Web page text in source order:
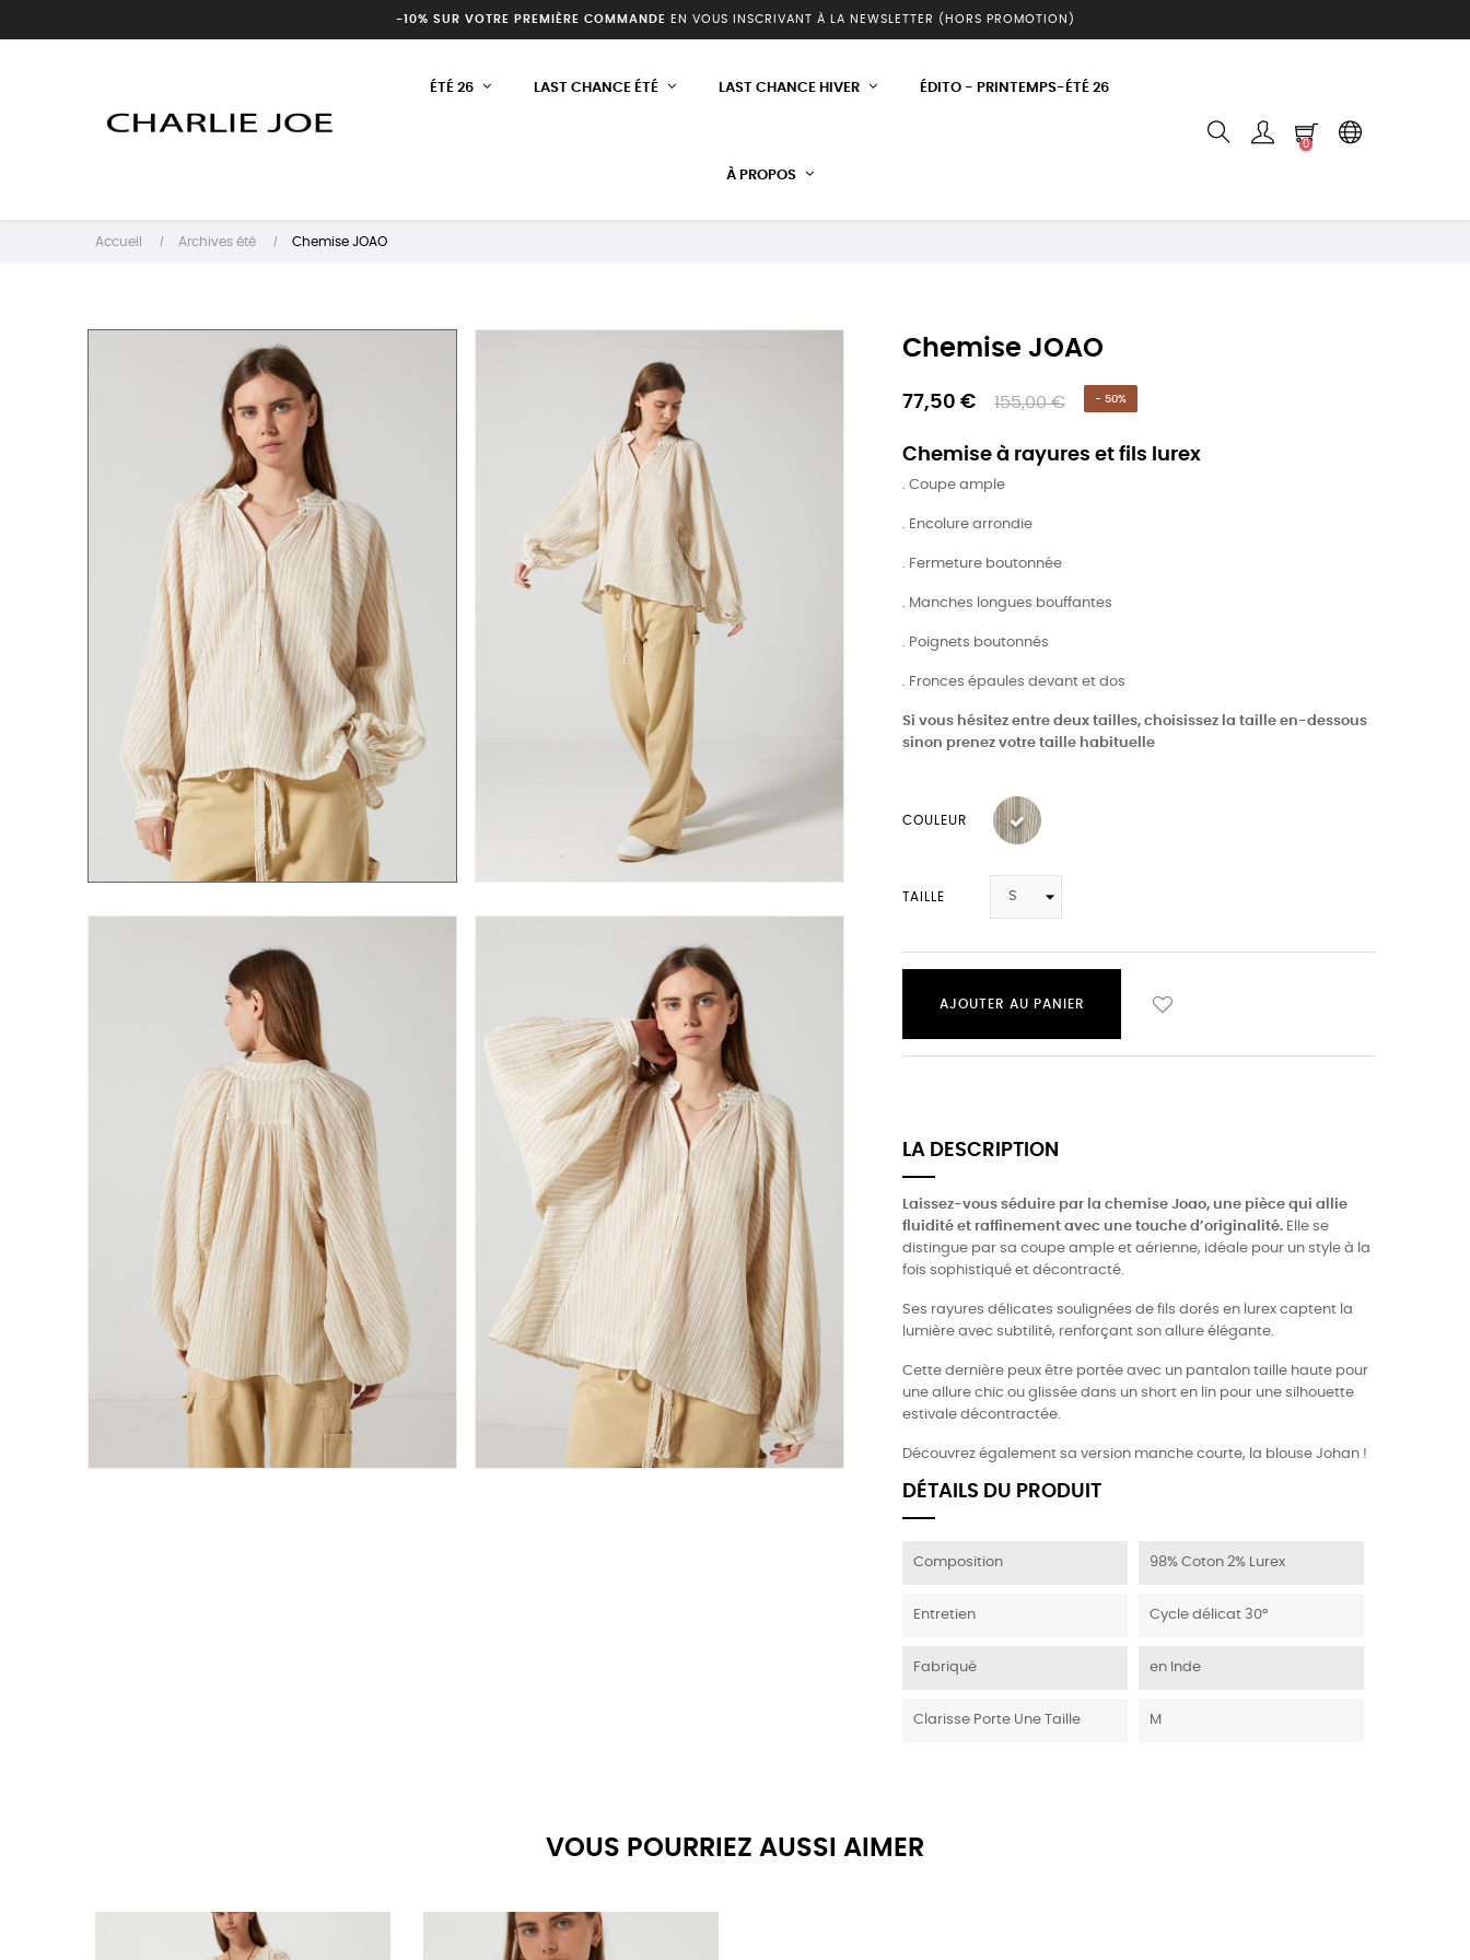
-10% SUR VOTRE PREMIÈRE COMMANDE EN VOUS INSCRIVANT À LA NEWSLETTER (HORS PROMOTION)
ÉTÉ 26 LAST CHANCE ÉTÉ LAST CHANCE HIVER ÉDITO - PRINTEMPS-ÉTÉ 26
À PROPOS
0
Accueil Archives été Chemise JOAO
Chemise JOAO
77,50 € 155,00 € - 50%
Chemise à rayures et fils lurex
. Coupe ample
. Encolure arrondie
. Fermeture boutonnée
. Manches longues bouffantes
. Poignets boutonnés
. Fronces épaules devant et dos
Si vous hésitez entre deux tailles, choisissez la taille en-dessous
sinon prenez votre taille habituelle
COULEUR
TAILLE
AJOUTER AU PANIER
LA DESCRIPTION
Laissez-vous séduire par la chemise Joao, une pièce qui allie
fluidité et raffinement avec une touche d’originalité. Elle se
distingue par sa coupe ample et aérienne, idéale pour un style à la
fois sophistiqué et décontracté.
Ses rayures délicates soulignées de fils dorés en lurex captent la
lumière avec subtilité, renforçant son allure élégante.
Cette dernière peux être portée avec un pantalon taille haute pour
une allure chic ou glissée dans un short en lin pour une silhouette
estivale décontractée.
Découvrez également sa version manche courte, la blouse Johan !
DÉTAILS DU PRODUIT
Composition 98% Coton 2% Lurex
Entretien Cycle délicat 30°
Fabriqué en Inde
Clarisse Porte Une Taille M
VOUS POURRIEZ AUSSI AIMER